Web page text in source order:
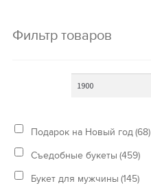
Фильтр товаров
Подарок на Новый год(68)
Съедобные букеты (459)
Букет для мужчины (145)